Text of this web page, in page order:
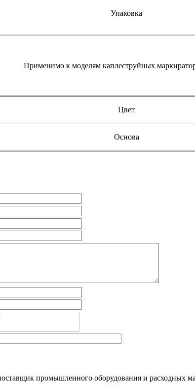
Упаковка
Применимо к моделям каплеструйных
Цвет
Основа
промышленного оборудования и расходных